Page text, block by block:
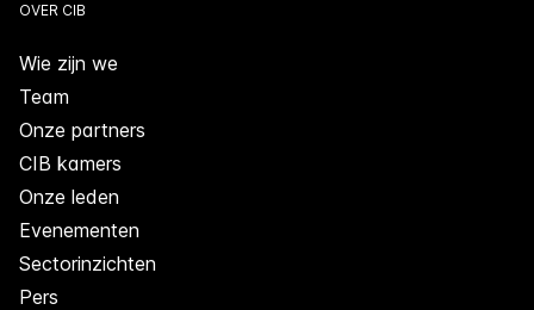
OVER CIB
Wie zijn we
Team
Onze partners
CIB kamers
Onze leden
Evenementen
Sectorinzichten
Pers